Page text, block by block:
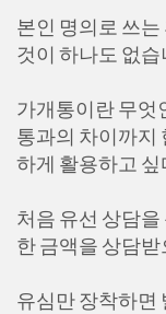
본인 명의로 쓰
것이 하나도 없
가개통이란 무엇
통과의 차이까지
하게 활용하고
처음 유선 상담
한 금액을 상담
유심만 장착하면